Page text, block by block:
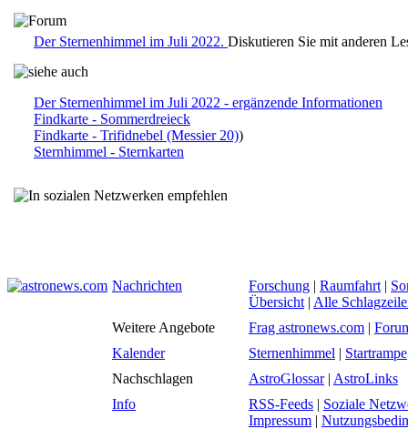
Der Sternenhimmel im Juli 2022. Diskutieren Sie mit anderen
Der Sternenhimmel im Juli 2022 - ergänzende Informationen
Findkarte - Sommerdreieck
Findkarte - Trifidnebel (Messier 20))
Sternhimmel - Sternkarten
Nachrichten Forschung | Raumfahrt |
Übersicht | Alle
Weitere Angebote
Frag astronews.com |
Kalender
Sternenhimmel | Startrampe
Nachschlagen
AstroGlossar| AstroLinks
Info
RSS-Feeds | Soziale
Impressum |